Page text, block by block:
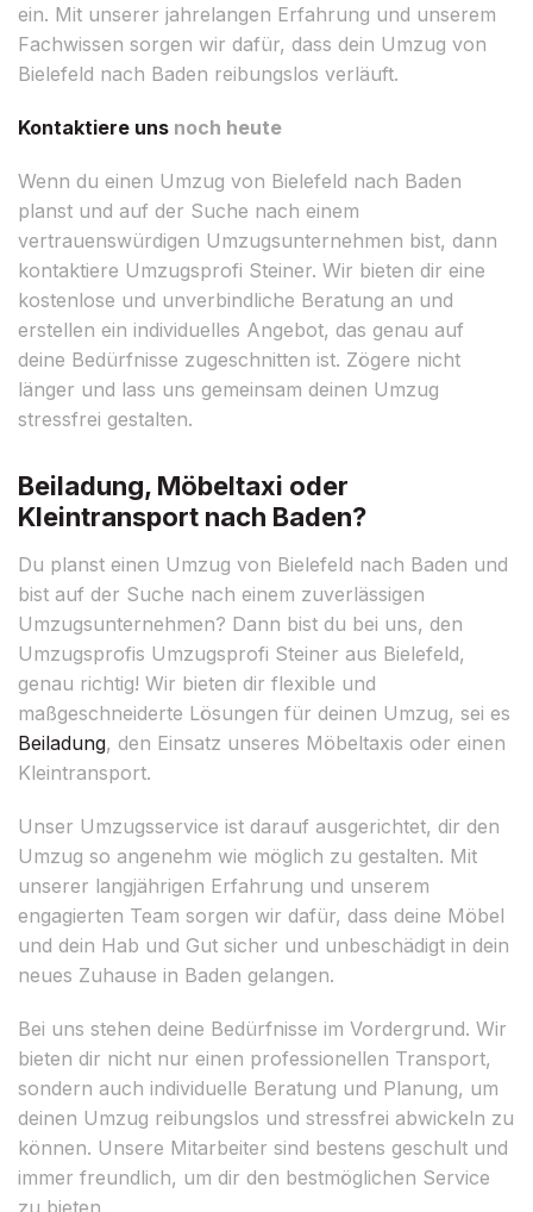
ein. Mit unserer jahrelangen Erfahrung und unserem
Fachwissen sorgen wir dafür, dass dein Umzug von
Bielefeld nach Baden reibungslos verläuft.
Kontaktiere uns noch heute
Wenn du einen Umzug von Bielefeld nach Baden
planst und auf der Suche nach einem
vertrauenswürdigen Umzugsunternehmen bist, dann
kontaktiere Umzugsprofi Steiner. Wir bieten dir eine
kostenlose und unverbindliche Beratung an und
erstellen ein individuelles Angebot, das genau auf
deine Bedürfnisse zugeschnitten ist. Zögere nicht
länger und lass uns gemeinsam deinen Umzug
stressfrei gestalten.
Beiladung, Möbeltaxi oder
Kleintransport nach Baden?
Du planst einen Umzug von Bielefeld nach Baden und
bist auf der Suche nach einem zuverlässigen
Umzugsunternehmen? Dann bist du bei uns, den
Umzugsprofis Umzugsprofi Steiner aus Bielefeld,
genau richtig! Wir bieten dir flexible und
maßgeschneiderte Lösungen für deinen Umzug, sei es
Beiladung, den Einsatz unseres Möbeltaxis oder einen
Kleintransport.
Unser Umzugsservice ist darauf ausgerichtet, dir den
Umzug so angenehm wie möglich zu gestalten. Mit
unserer langjährigen Erfahrung und unserem
engagierten Team sorgen wir dafür, dass deine Möbel
und dein Hab und Gut sicher und unbeschädigt in dein
neues Zuhause in Baden gelangen.
Bei uns stehen deine Bedürfnisse im Vordergrund. Wir
bieten dir nicht nur einen professionellen Transport,
sondern auch individuelle Beratung und Planung, um
deinen Umzug reibungslos und stressfrei abwickeln zu
können. Unsere Mitarbeiter sind bestens geschult und
immer freundlich, um dir den bestmöglichen Service
zu bieten.